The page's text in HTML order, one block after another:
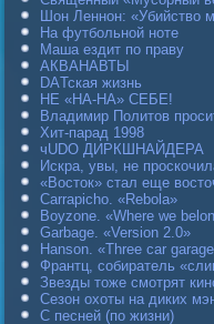
Шон Леннон: «Убийство
На футбольной ноте
Маша ездит по праву
АКВАНАВТЫ
DAТская жизнь
НЕ «НА-НА» СЕБЕ!
Владимир Политов
Хит-парад 1998
чUDO ДИРКШНАЙДЕРА
Искра, увы, не
«Восток» стал еще
Carraрicho. «Rebola»
Boyzone. «Where we
Garbage. «Version 2.0»
Hanson. «Three car
Франтц, собиратель
Звезды тоже смотрят
Сезон охоты на диких
С песней (по жизни)